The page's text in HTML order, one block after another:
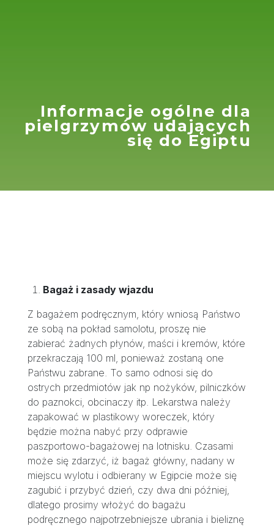
Informacje ogólne dla
pielgrzymów udających
się do Egiptu
Bagaż i zasady wjazdu
Z bagażem podręcznym, który wniosą Państwo
ze sobą na pokład samolotu, proszę nie
zabierać żadnych płynów, maści i kremów, które
przekraczają 100 ml, ponieważ zostaną one
Państwu zabrane. To samo odnosi się do
ostrych przedmiotów jak np nożyków, pilniczków
do paznokci, obcinaczy itp. Lekarstwa należy
zapakować w plastikowy woreczek, który
będzie można nabyć przy odprawie
paszportowo-bagażowej na lotnisku. Czasami
może się zdarzyć, iż bagaż główny, nadany w
miejscu wylotu i odbierany w Egipcie może się
zagubić i przybyć dzień, czy dwa dni później,
dlatego prosimy włożyć do bagażu
podręcznego najpotrzebniejsze ubrania i bieliznę